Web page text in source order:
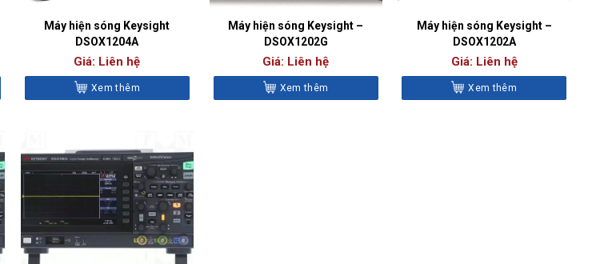
Máy hiện sóng Keysight
DSOX1204A
Giá: Liên hệ
Xem thêm
Máy hiện sóng Keysight –
DSOX1202G
Giá: Liên hệ
Xem thêm
Máy hiện sóng Keysight –
DSOX1202A
Giá: Liên hệ
Xem thêm